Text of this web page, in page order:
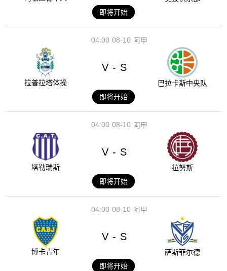
即将开始
08-10
04:00 阿甲
拉普拉塔体操
V - S
巴拉卡斯中央队
即将开始
08-10
04:00 阿甲
塔勒瑞斯
V - S
拉努斯
即将开始
08-10
04:00 阿甲
博卡青年
V - S
萨斯菲尔德
即将开始